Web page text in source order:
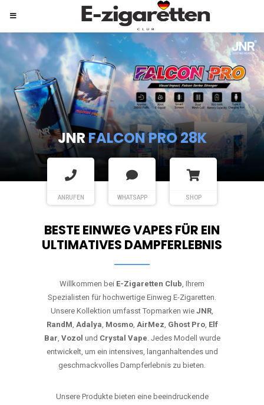
JNRSHISHA HOOKAH MAX
ANRUFEN WHATSAPP SHOP
BESTE EINWEG VAPES FÜR EIN
ULTIMATIVES DAMPFERLEBNIS
Willkommen bei E-Zigaretten Club, Ihrem
Spezialisten für hochwertige Einweg E-Zigaretten.
Unsere Kollektion umfasst Topmarken wie JNR,
RandM, Adalya, Mosmo, AirMez, Ghost Pro, Elf
Bar, Vozol und Crystal Vape. Jedes Modell wurde
entwickelt, um ein intensives, langanhaltendes und
geschmackvolles Dampferlebnis zu bieten.
Unsere Produkte bieten eine beeindruckende